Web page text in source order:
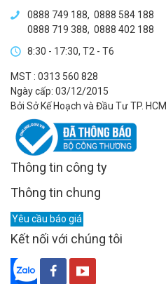
0888 749 188, 0888 584 188
0888 719 388, 0888 402 188
8:30 - 17:30, T2 - T6
MST : 0313 560 828
Ngày cấp: 03/12/2015
Bởi Sở Kế Hoạch và Đầu Tư TP. HCM
Thông tin công ty
Thông tin chung
Yêu cầu báo giá
Kết nối với chúng tôi